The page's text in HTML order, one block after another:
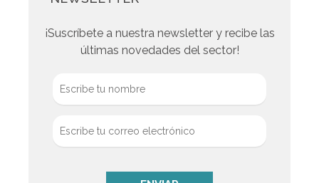
¡Suscríbete a nuestra newsletter y recibe las
últimas novedades del sector!